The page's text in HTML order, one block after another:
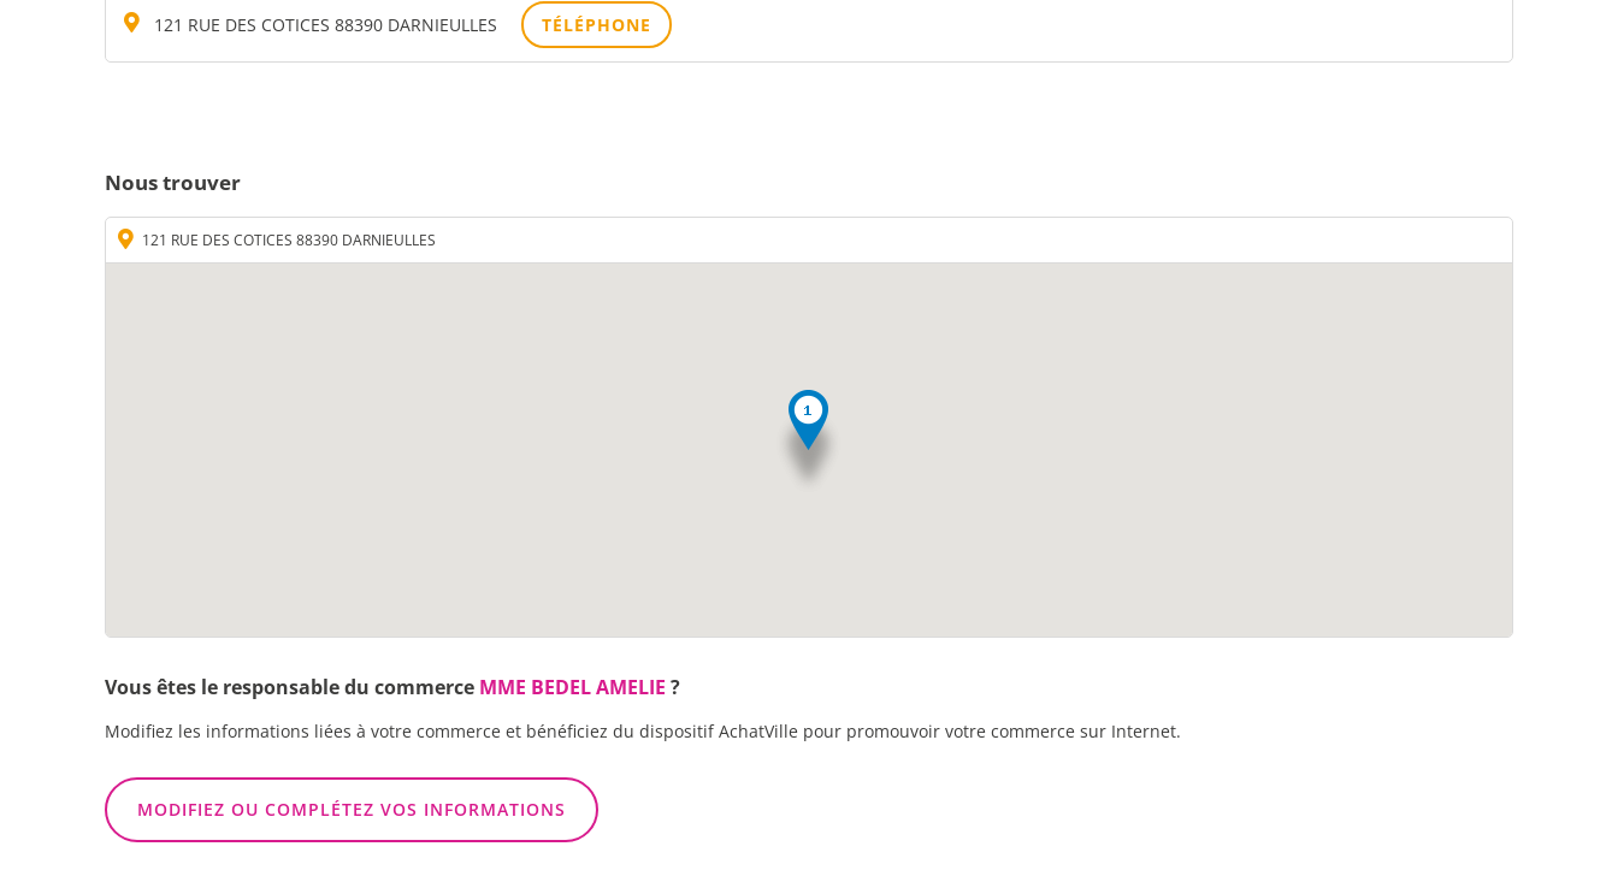
121 RUE DES COTICES 88390 DARNIEULLES TÉLÉPHONE
Nous trouver
121 RUE DES COTICES 88390 DARNIEULLES
Vous êtes le responsable du commerce MME BEDEL AMELIE ?
Modifiez les informations liées à votre commerce et bénéficiez du dispositif AchatVille pour promouvoir votre commerce sur Internet.
MODIFIEZ OU COMPLÉTEZ VOS INFORMATIONS